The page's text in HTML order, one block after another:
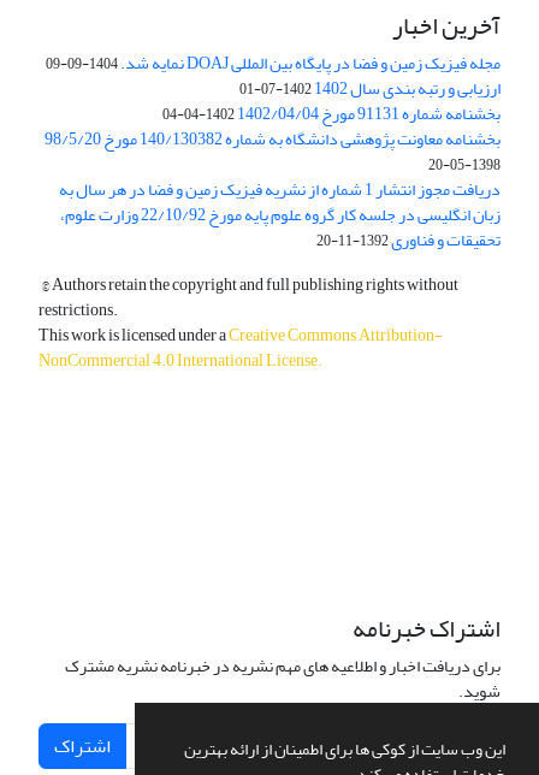
این وب سایت از کوکی ها برای اطمینان از ارائه بهترین
آخرین اخبار
مجله فیزیک زمین و فضا در پایگاه بین المللی DOAJ نمایه شد. 1404-09-09
ارزیابی و رتبه بندی سال 1402 1402-07-01
بخشنامه شماره 91131 مورخ 1402/04/04 1402-04-04
بخشنامه معاونت پژوهشی دانشگاه به شماره 140/130382 مورخ 98/5/20
1398-05-20
دریافت مجوز انتشار 1 شماره از نشریه فیزیک زمین و فضا در هر سال به
زبان انگلیسی در جلسه کار گروه علوم پایه مورخ 22/10/92 وزارت علوم،
تحقیقات و فناوری1392-11-20
© Authors retain the copyright and full publishing rights without
restrictions.
This work is licensed under aCreative Commons Attribution-
NonCommercial 4.0 International License.
اشتراک خبرنامه
برای دریافت اخبار و اطلاعیه های مهم نشریه در خبرنامه نشریه مشترک
شوید.
اشتراک